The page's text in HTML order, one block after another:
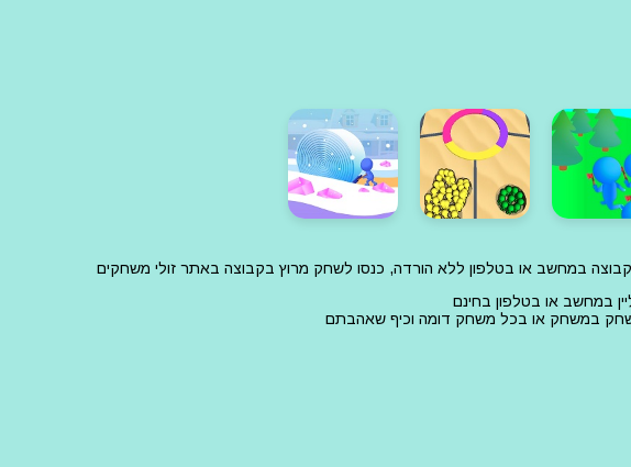
במחשב או בטלפון ללא הורדה, כנסו לשחק מרוץ בקבוצה באתר זולי משחקים
במחשב או בטלפון בחינם
לשחק במשחק או בכל משחק דומה וכיף שאהבתם